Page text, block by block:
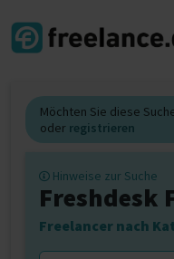
Möchten Sie diese
oder registrieren
Hinweise zur Suche
Freshdesk
Freelancer nach